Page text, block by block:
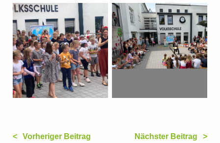
Vorheriger Beitrag Nächster Beitrag